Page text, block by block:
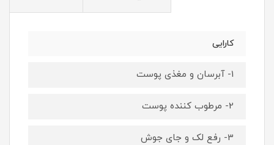
کارایی
1- آبرسان و مغذی پوست
2- مرطوب کننده پوست
3- رفع لک و جای جوش